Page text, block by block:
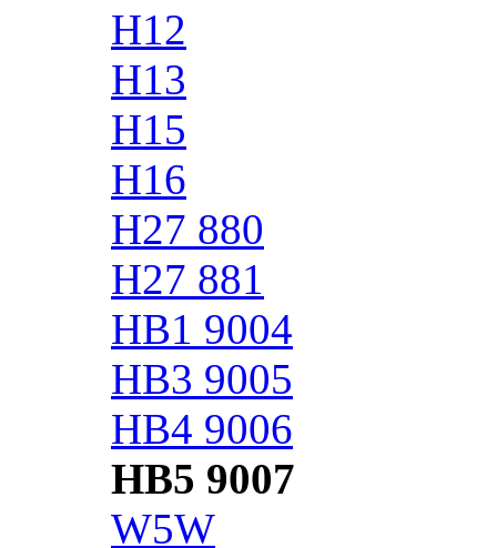
H12
H13
H15
H16
H27 880
H27 881
HB1 9004
HB3 9005
HB4 9006
HB5 9007
W5W